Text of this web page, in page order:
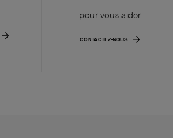
pour vous aider
CONTACTEZ-NOUS